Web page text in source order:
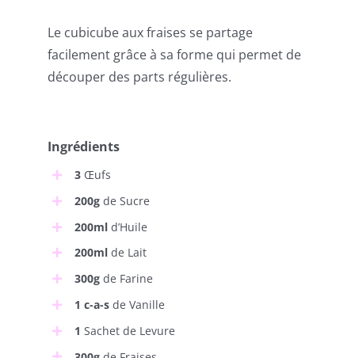
Le cubicube aux fraises se partage
facilement grâce à sa forme qui permet de
découper des parts régulières.
Ingrédients
3Œufs
200gde Sucre
200mld’Huile
200mlde Lait
300gde Farine
1 c-a-sde Vanille
1 Sachet de Levure